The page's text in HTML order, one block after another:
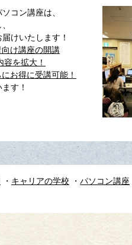
コン講座は、
けいたします！
け講座の開講
を拡大！
お得に受講可能！
す！
キャリアの学校 パソコン講座